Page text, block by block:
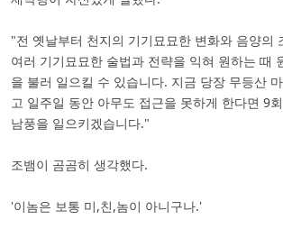
"전 옛날부터 천지의 기기묘묘한 변화와 음양의
여러 기기묘묘한 술법과 전략을 익혀 원하는 때
을 불러 일으킬 수 있습니다. 지금 당장 무등산
고 일주일 동안 아무도 접근을 못하게 한다면 9
남풍을 일으키겠습니다."
조뱀이 곰곰히 생각했다.
'이놈은 보통 미,친,놈이 아니구나.'